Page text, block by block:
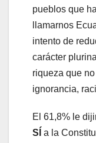
pueblos que
llamarnos
intento de
carácter
riqueza que
ignorancia,
El 61,8% le
SÍ a la